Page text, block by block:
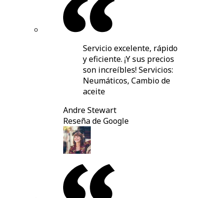
Servicio excelente, rápido
y eficiente. ¡Y sus precios
son increíbles! Servicios:
Neumáticos, Cambio de
aceite
Andre Stewart
Reseña de Google